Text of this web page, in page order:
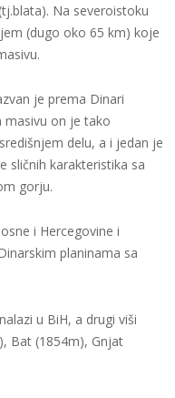
Na severoistoku
(dugo oko 65 km) koje
je prema Dinari
masivu on je tako
delu, a i jedan je
sličnih karakteristika sa
Dinarskom gorju.
i Hercegovine i
planinama sa
u BiH, a drugi viši
Bat (1854m), Gnjat